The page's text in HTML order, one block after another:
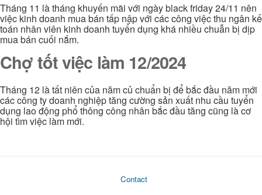
Tháng 11 là tháng khuyến mãi với ngày black friday 24/11 nên
việc kinh doanh mua bán tấp nập với các công việc thu ngân kế
toán nhân viên kinh doanh tuyển dụng khá nhiều chuẫn bị dịp
mua bán cuối nắm.
Chợ tốt việc làm 12/2024
Tháng 12 là tất niên của năm củ chuẩn bị để bắc đầu năm mới
các công ty doanh nghiệp tăng cường sản xuất nhu cầu tuyển
dụng lao động phổ thông công nhân bắc đầu tăng cũng là cơ
hội tìm việc làm mới.
Contact